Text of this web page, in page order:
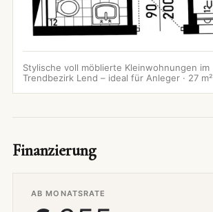
Stylische voll möblierte Kleinwohnungen im
Trendbezirk Lend – ideal für Anleger · 27 m²
Finanzierung
AB MONATSRATE